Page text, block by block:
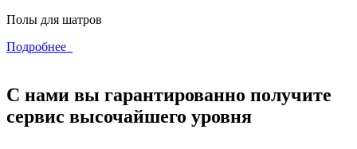
Полы для шатров
Подробнее
С нами вы гарантированно получите
сервис высочайшего уровня